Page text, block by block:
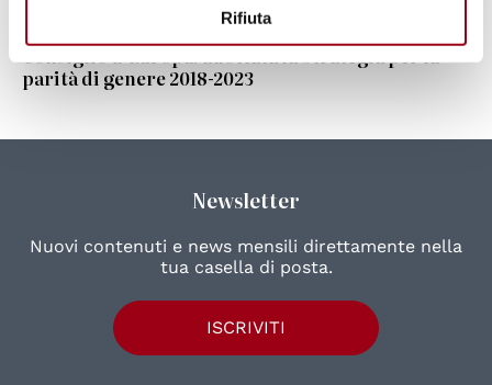
Rifiuta
Consiglio d’Europa: adottata la Strategia per la
parità di genere 2018-2023
Newsletter
Nuovi contenuti e news mensili direttamente nella
tua casella di posta.
ISCRIVITI